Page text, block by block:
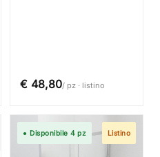
€ 48,80/ pz · listino
● Disponibile 4 pz Listino